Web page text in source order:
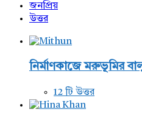
জনপ্রিয়
উত্তর
নির্মাণকাজে মরুভূমির
12 টি উত্তর